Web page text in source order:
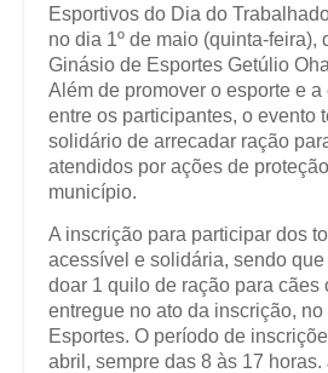
Esportivos do Dia do
no dia 1º de maio (quinta-feira),
Ginásio de Esportes Getúlio
Além de promover o esporte e
entre os participantes, o evento
solidário de arrecadar ração
atendidos por ações de
município.
A inscrição para participar dos
acessível e solidária, sendo
doar 1 quilo de ração para cães
entregue no ato da inscrição,
Esportes. O período de
abril, sempre das 8 às 17